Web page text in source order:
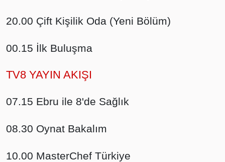
20.00 Çift Kişilik Oda (Yeni Bölüm)
00.15 İlk Buluşma
TV8 YAYIN AKIŞI
07.15 Ebru ile 8'de Sağlık
08.30 Oynat Bakalım
10.00 MasterChef Türkiye